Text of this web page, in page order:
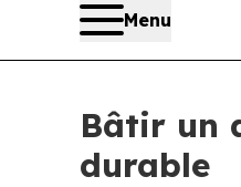
Menu
Bâtir un
durable